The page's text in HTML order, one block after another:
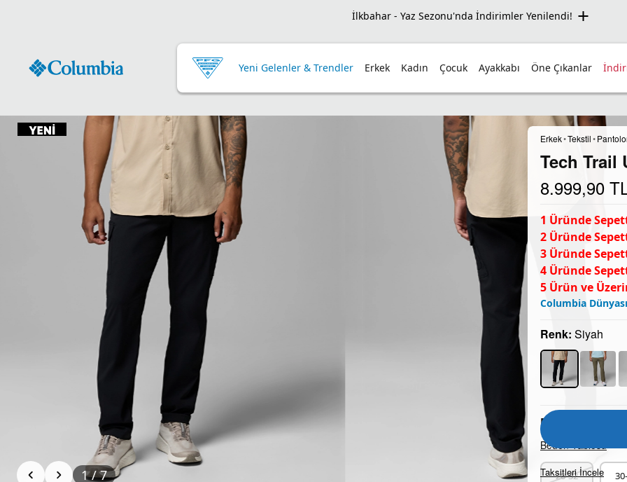
İlkbahar - Yaz Sezonu'nda İndirimler Yenilendi!
Yeni Gelenler & Trendler Erkek Kadın Çocuk Ayakkabı Öne Çıkanlar
1 / 7
Erkek•Tekstil•
Tech Trail
8.999,90
1 Üründe
2 Üründe
3 Üründe
4 Üründe
5 Ürün ve
Columbia
Renk: Siyah
Beden:
Beden Tablosu
28-32
Taksitleri İncele